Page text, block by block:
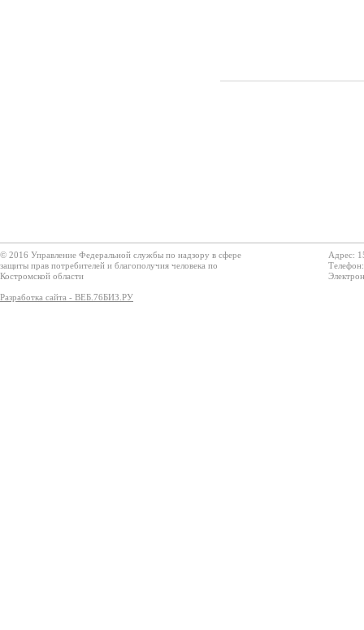
© 2016 Управление Федеральной службы по надзору в сфере
защиты прав потребителей и благополучия человека по
Костромской области
Разработка сайта - ВЕБ.76БИЗ.РУ
Адрес: